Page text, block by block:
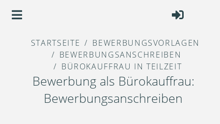
STARTSEITE
BEWERBUNGSVORLAGEN
BEWERBUNGSANSCHREIBEN
BÜROKAUFFRAU IN TEILZEIT
Bewerbung als Bürokauffrau:
Bewerbungsanschreiben